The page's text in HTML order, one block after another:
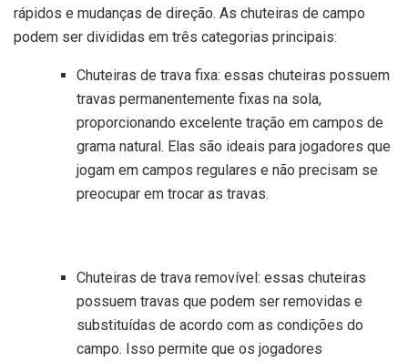
rápidos e mudanças de direção. As chuteiras de campo
podem ser divididas em três categorias principais:
Chuteiras de trava fixa: essas chuteiras possuem
travas permanentemente fixas na sola,
proporcionando excelente tração em campos de
grama natural. Elas são ideais para jogadores que
jogam em campos regulares e não precisam se
preocupar em trocar as travas.
Chuteiras de trava removível: essas chuteiras
possuem travas que podem ser removidas e
substituídas de acordo com as condições do
campo. Isso permite que os jogadores